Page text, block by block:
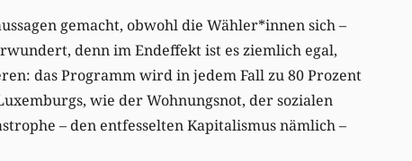
gemacht, obwohl die Wähler*innen sich –
denn im Endeffekt ist es ziemlich egal,
das Programm wird in jedem Fall zu 80 Prozent
wie der Wohnungsnot, der sozialen
– den entfesselten Kapitalismus nämlich –